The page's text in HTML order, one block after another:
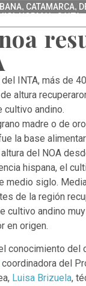
, CATAMARCA,
,NORMAL,SALTA
INTA, más de
altura
cultivo andino.
madre o de
la base
del NOA
hispana, el
medio siglo.
de la región
cultivo andino
en origen.
conocimiento del
coordinadora del
Luisa Brizuela,